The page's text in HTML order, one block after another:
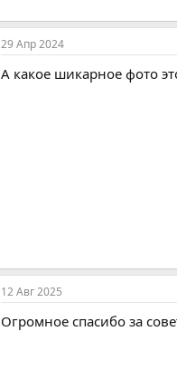
29 Апр 2024
А какое шикарное фото
12 Авг 2025
Огромное спасибо за